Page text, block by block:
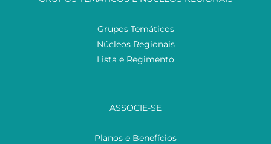
Grupos Temáticos
Núcleos Regionais
Lista e Regimento
ASSOCIE-SE
Planos e Benefícios